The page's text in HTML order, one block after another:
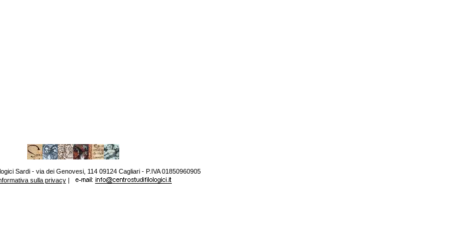
Sardi - via dei Genovesi, 114 09124 Cagliari - P.IVA 01850960905
sulla privacy|